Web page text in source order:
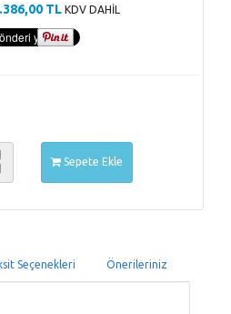
TL KDV DAHİL
Sepete Ekle
Seçenekleri Önerileriniz